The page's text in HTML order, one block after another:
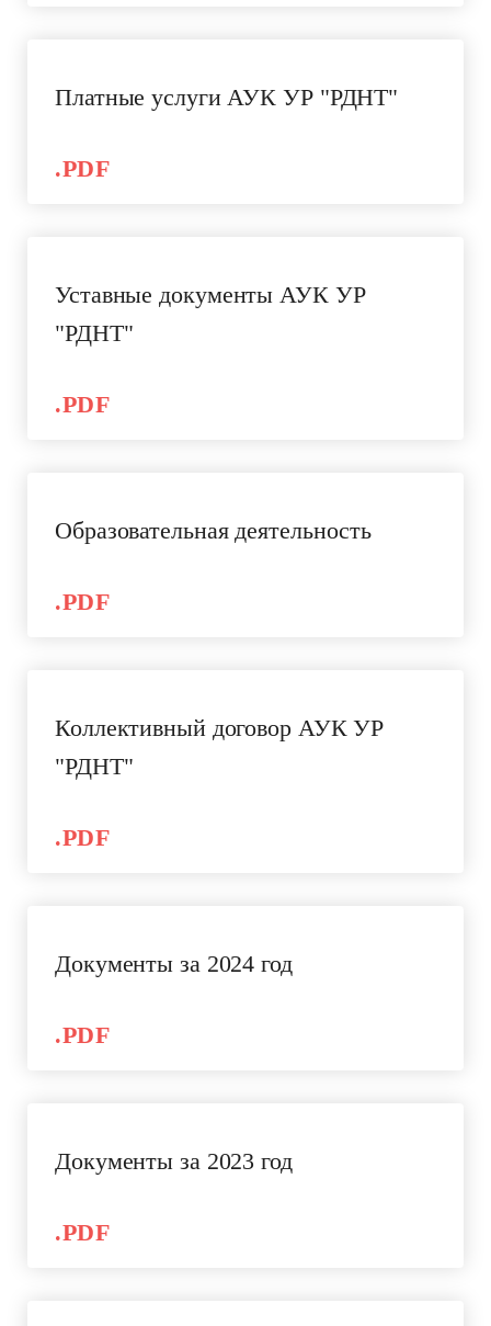
Платные услуги АУК УР "РДНТ"
.PDF
Уставные документы АУК УР
"РДНТ"
.PDF
Образовательная деятельность
.PDF
Коллективный договор АУК УР
"РДНТ"
.PDF
Документы за 2024 год
.PDF
Документы за 2023 год
.PDF